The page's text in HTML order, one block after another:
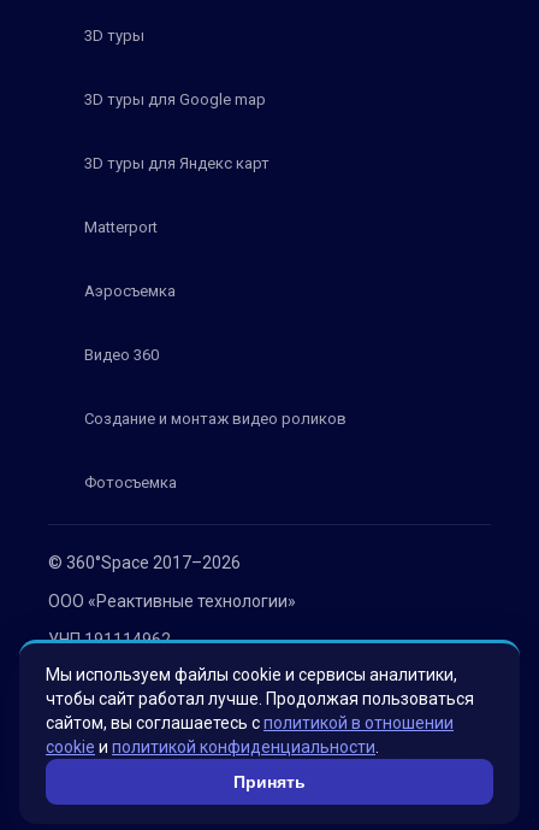
© 360°Space 2017–2026
ООО «Реактивные технологии»
УНП 191114962
г. Минск, ул. Мележа 1, офис 402
Политика конфиденциальности
Согласие на обработку персональных данных
3D туры
3D туры для Google map
3D туры для Яндекс карт
Matterport
Аэросъемка
Видео 360
Создание и монтаж видео роликов
Фотосъемка
Мы используем файлы cookie и сервисы аналитики,
чтобы сайт работал лучше. Продолжая пользоваться
сайтом, вы соглашаетесь сполитикой в отношении
cookie и политикой конфиденциальности
Принять